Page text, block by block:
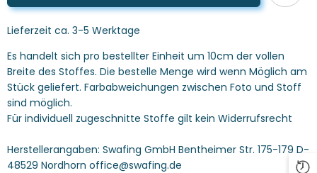
blau
blau
Lieferzeit ca. 3-5 Werktage
Es handelt sich pro bestellter Einheit um 10cm der vollen
Breite des Stoffes. Die bestelle Menge wird wenn Möglich am
Stück geliefert. Farbabweichungen zwischen Foto und Stoff
sind möglich.
Für individuell zugeschnitte Stoffe gilt kein Widerrufsrecht
Herstellerangaben: Swafing GmbH Bentheimer Str. 175-179 D-
48529 Nordhorn office@swafing.de